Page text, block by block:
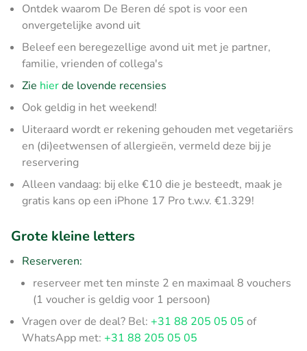
Ontdek waarom De Beren dé spot is voor een
onvergetelijke avond uit
Beleef een beregezellige avond uit met je partner,
familie, vrienden of collega's
Zie hierde lovende recensies
Ook geldig in het weekend!
Uiteraard wordt er rekening gehouden met vegetariërs
en (di)eetwensen of allergieën, vermeld deze bij je
reservering
Alleen vandaag: bij elke €10 die je besteedt, maak je
gratis kans op een iPhone 17 Pro t.w.v. €1.329!
Grote kleine letters
Reserveren:
reserveer met ten minste 2 en maximaal 8 vouchers
(1 voucher is geldig voor 1 persoon)
Vragen over de deal? Bel: +31 88 205 05 05 of
WhatsApp met: +31 88 205 05 05